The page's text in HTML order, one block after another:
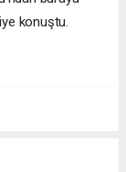
konuştu.